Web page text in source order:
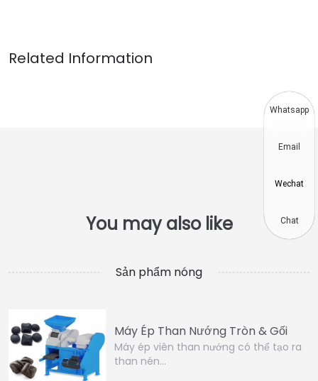
Sản phẩm nóng
Máy Ép Than Nướng Tròn & Gối
Máy ép viên than nướng có thể tạo ra
than nén…
Whatsapp
Email
Wechat
Chat